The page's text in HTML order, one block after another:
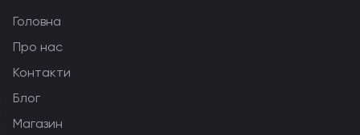
Головна
Про нас
Контакти
Блог
Магазин